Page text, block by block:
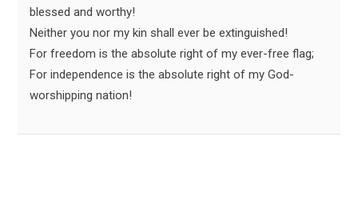
blessed and worthy!
Neither you nor my kin shall ever be extinguished!
For freedom is the absolute right of my ever-free flag;
For independence is the absolute right of my God-
worshipping nation!